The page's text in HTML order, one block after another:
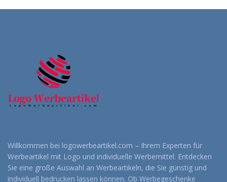
Willkommen bei logowerbeartikel.com – Ihrem Experten für
Werbeartikel mit Logo und individuelle Werbemittel. Entdecken
Sie eine große Auswahl an Werbeartikeln, die Sie günstig und
individuell bedrucken lassen können. Ob Werbegeschenke